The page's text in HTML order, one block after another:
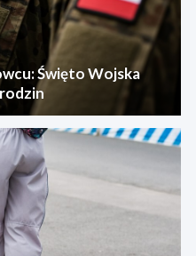
Święto Wojska